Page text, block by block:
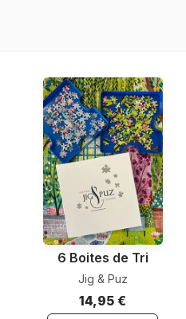
6 Boites de Tri
Jig & Puz
14,95 €